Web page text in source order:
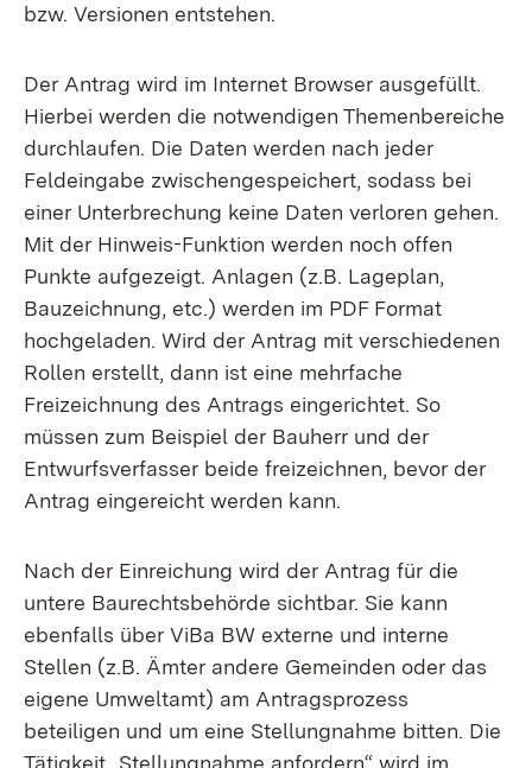
bzw. Versionen entstehen.
Der Antrag wird im Internet Browser ausgefüllt.
Hierbei werden die notwendigen Themenbereiche
durchlaufen. Die Daten werden nach jeder
Feldeingabe zwischengespeichert, sodass bei
einer Unterbrechung keine Daten verloren gehen.
Mit der Hinweis-Funktion werden noch offen
Punkte aufgezeigt. Anlagen (z.B. Lageplan,
Bauzeichnung, etc.) werden im PDF Format
hochgeladen. Wird der Antrag mit verschiedenen
Rollen erstellt, dann ist eine mehrfache
Freizeichnung des Antrags eingerichtet. So
müssen zum Beispiel der Bauherr und der
Entwurfsverfasser beide freizeichnen, bevor der
Antrag eingereicht werden kann.
Nach der Einreichung wird der Antrag für die
untere Baurechtsbehörde sichtbar. Sie kann
ebenfalls über ViBa BW externe und interne
Stellen (z.B. Ämter andere Gemeinden oder das
eigene Umweltamt) am Antragsprozess
beteiligen und um eine Stellungnahme bitten. Die
Tätigkeit „Stellungnahme anfordern“ wird im